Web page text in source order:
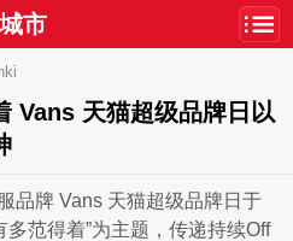
市
Vans 天猫超级品牌日以
品牌 Vans 天猫超级品牌日于
多范得着”为主题，传递持续Off